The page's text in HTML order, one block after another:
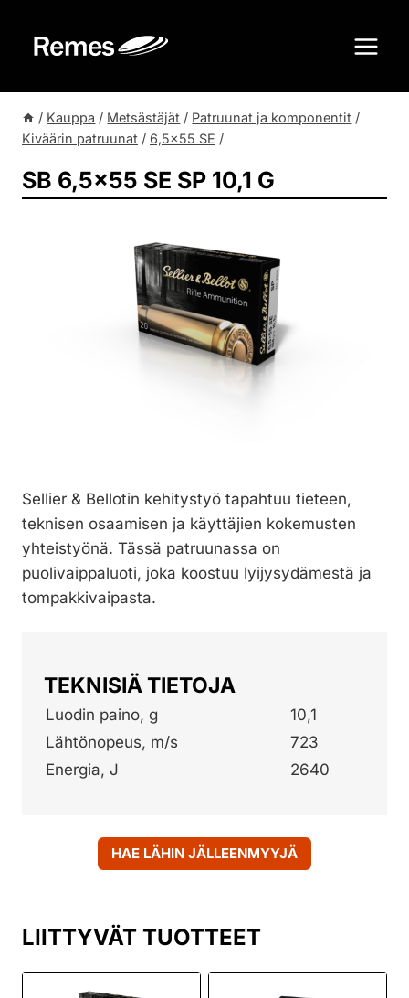
sisältöön
/ Kauppa / Metsästäjät / Patruunat ja komponentit /
Kiväärin patruunat / 6,5×55 SE /
SB 6,5×55 SE SP 10,1 G
Sellier & Bellotin kehitystyö tapahtuu tieteen,
teknisen osaamisen ja käyttäjien kokemusten
yhteistyönä. Tässä patruunassa on
puolivaippaluoti, joka koostuu lyijysydämestä ja
tompakkivaipasta.
TEKNISIÄ TIETOJA
Luodin paino, g
10,1
Lähtönopeus, m/s
723
Energia, J
2640
HAE LÄHIN JÄLLEENMYYJÄ
LIITTYVÄT TUOTTEET